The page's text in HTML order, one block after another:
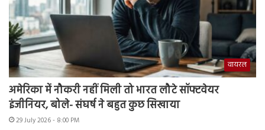
वायरल
अमेरिका में नौकरी नहीं मिली तो भारत लौटे सॉफ्टवेयर
इंजीनियर, बोले- संघर्ष ने बहुत कुछ सिखाया
29 July 2026 - 8:00 PM